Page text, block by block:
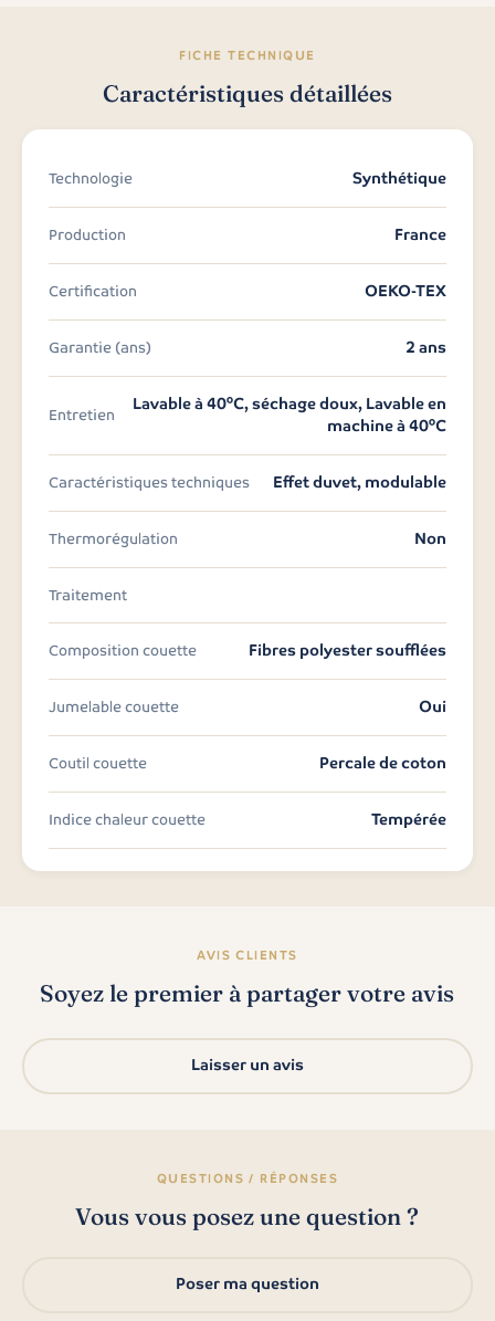
FICHE TECHNIQUE
Caractéristiques détaillées
Technologie Synthétique
Production France
Certification OEKO-TEX
Garantie (ans) 2 ans
Entretien
Lavable à 40°C, séchage doux, Lavable en
machine à 40°C
Caractéristiques techniques Effet duvet, modulable
Thermorégulation Non
Traitement
Composition couette Fibres polyester soufflées
Jumelable couette Oui
Coutil couette Percale de coton
Indice chaleur couette Tempérée
AVIS CLIENTS
Soyez le premier à partager votre avis
Laisser un avis
QUESTIONS / RÉPONSES
Vous vous posez une question ?
Poser ma question